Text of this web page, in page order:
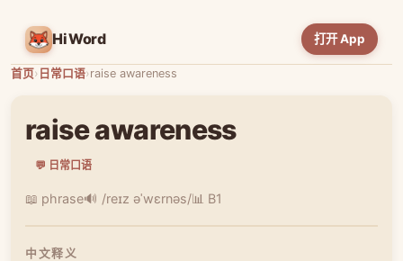
HiWord 打开 App
首页› 日常口语›raise awareness
raise awareness
💬 日常口语
📖 phrase🔊 /reɪz əˈwɛrnəs/📊 B1
中文释义